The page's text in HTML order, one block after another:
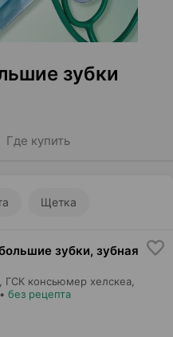
зубки
Где купить
Щетка
зубки, зубная
ГСК консьюмер хелскеа
• без рецепта